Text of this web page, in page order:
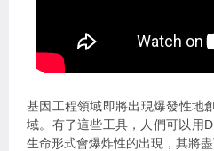
基因工程領域即將出現爆發性地
域。有了這些工具，人們可以用
生命形式會爆炸性的出現，其將